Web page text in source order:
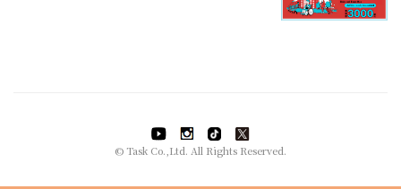
© Task Co.,Ltd. All Rights Reserved.